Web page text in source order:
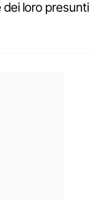
dei loro presunti